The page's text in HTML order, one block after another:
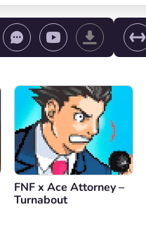
FNF x Ace Attorney –
Turnabout